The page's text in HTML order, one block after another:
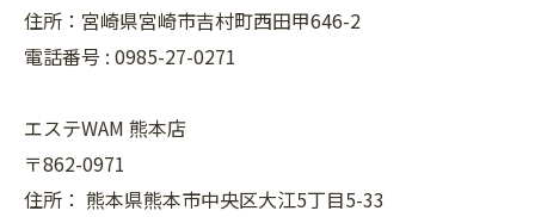
住所：宮崎県宮崎市吉村町西田甲646-2
電話番号 : 0985-27-0271
エステWAM 熊本店
〒862-0971
住所： 熊本県熊本市中央区大江5丁目5-33